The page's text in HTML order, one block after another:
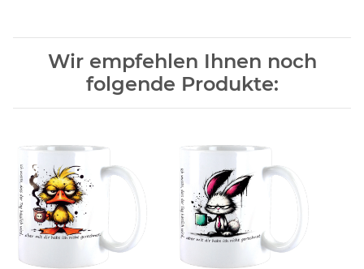
Wir empfehlen Ihnen noch
folgende Produkte: